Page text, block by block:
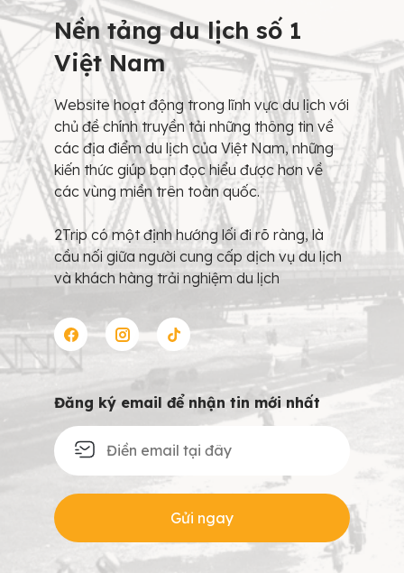
Nền tảng du lịch số 1
Việt Nam
Website hoạt động trong lĩnh vực du lịch với
chủ đề chính truyền tải những thông tin về
các địa điểm du lịch của Việt Nam, những
kiến thức giúp bạn đọc hiểu được hơn về
các vùng miền trên toàn quốc.
2Trip có một định hướng lối đi rõ ràng, là
cầu nối giữa người cung cấp dịch vụ du lịch
và khách hàng trải nghiệm du lịch
Đăng ký email để nhận tin mới nhất
Gửi ngay